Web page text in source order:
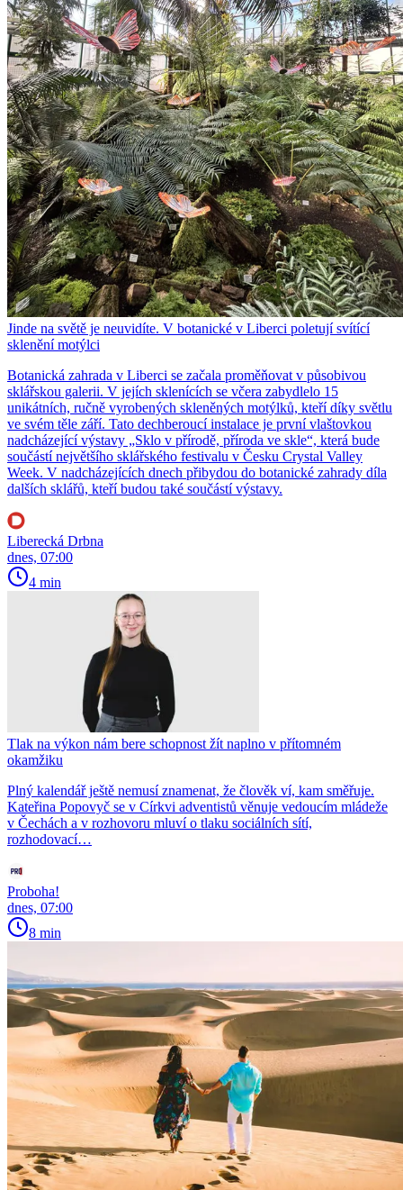
Jinde na světě je neuvidíte. V botanické v Liberci poletují svítící
sklenění motýlci
Botanická zahrada v Liberci se začala proměňovat v působivou
sklářskou galerii. V jejích sklenících se včera zabydlelo 15
unikátních, ručně vyrobených skleněných motýlků, kteří díky světlu
ve svém těle září. Tato dechberoucí instalace je první vlaštovkou
nadcházející výstavy „Sklo v přírodě, příroda ve skle“, která bude
součástí největšího sklářského festivalu v Česku Crystal Valley
Week. V nadcházejících dnech přibydou do botanické zahrady díla
dalších sklářů, kteří budou také součástí výstavy.
Liberecká Drbna
dnes, 07:00
4 min
Tlak na výkon nám bere schopnost žít naplno v přítomném
okamžiku
Plný kalendář ještě nemusí znamenat, že člověk ví, kam směřuje.
Kateřina Popovyč se v Církvi adventistů věnuje vedoucím mládeže
v Čechách a v rozhovoru mluví o tlaku sociálních sítí,
rozhodovací…
Proboha!
dnes, 07:00
8 min